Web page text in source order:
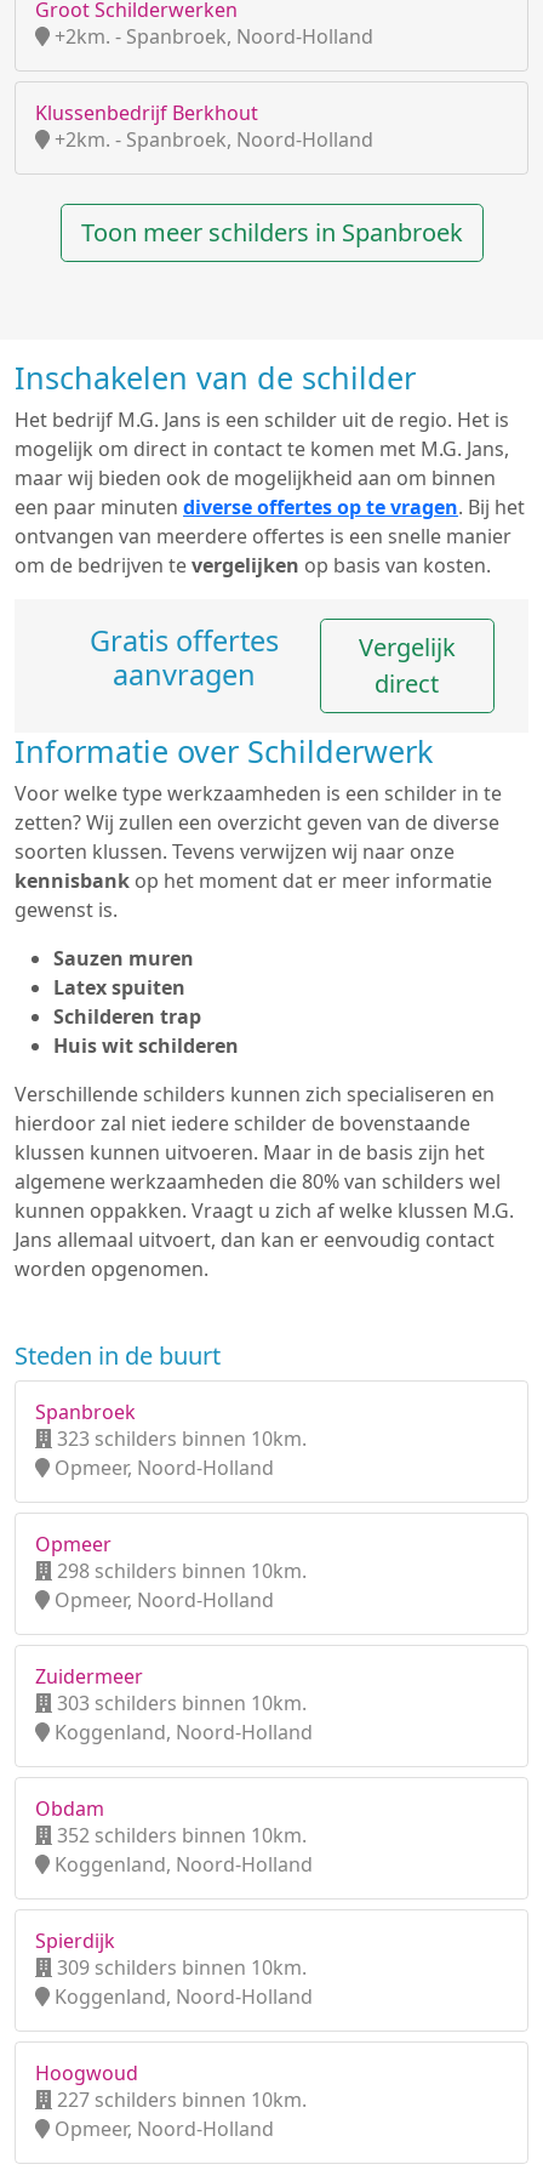
Groot Schilderwerken
+2km. - Spanbroek, Noord-Holland
Klussenbedrijf Berkhout
+2km. - Spanbroek, Noord-Holland
Toon meer schilders in Spanbroek
Inschakelen van de schilder
Het bedrijf M.G. Jans is een schilder uit de regio. Het is
mogelijk om direct in contact te komen met M.G. Jans,
maar wij bieden ook de mogelijkheid aan om binnen
een paar minuten diverse offertes op te vragen. Bij het
ontvangen van meerdere offertes is een snelle manier
om de bedrijven tevergelijken op basis van kosten.
Gratis offertes
aanvragen
Vergelijk
direct
Informatie over Schilderwerk
Voor welke type werkzaamheden is een schilder in te
zetten? Wij zullen een overzicht geven van de diverse
soorten klussen. Tevens verwijzen wij naar onze
kennisbank op het moment dat er meer informatie
gewenst is.
Sauzen muren
Latex spuiten
Schilderen trap
Huis wit schilderen
Verschillende schilders kunnen zich specialiseren en
hierdoor zal niet iedere schilder de bovenstaande
klussen kunnen uitvoeren. Maar in de basis zijn het
algemene werkzaamheden die 80% van schilders wel
kunnen oppakken. Vraagt u zich af welke klussen M.G.
Jans allemaal uitvoert, dan kan er eenvoudig contact
worden opgenomen.
Steden in de buurt
Spanbroek
323 schilders binnen 10km.
Opmeer, Noord-Holland
Opmeer
298 schilders binnen 10km.
Opmeer, Noord-Holland
Zuidermeer
303 schilders binnen 10km.
Koggenland, Noord-Holland
Obdam
352 schilders binnen 10km.
Koggenland, Noord-Holland
Spierdijk
309 schilders binnen 10km.
Koggenland, Noord-Holland
Hoogwoud
227 schilders binnen 10km.
Opmeer, Noord-Holland